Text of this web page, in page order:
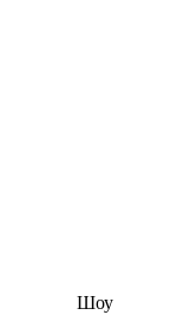
Шоу